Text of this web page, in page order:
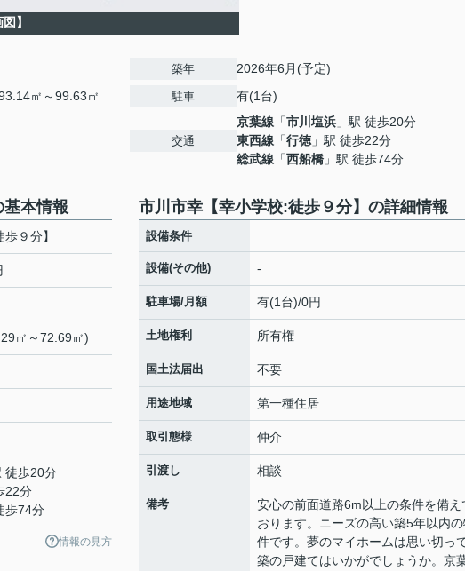
】
㎡～99.63㎡
築年 2026年6月(予定)
駐車 有(1台)
交通
京葉線 「市川塩浜 」駅 徒歩20分
東西線 「行徳 」駅 徒歩22分
総武線 「西船橋 」駅 徒歩74分
本情報
９分】
㎡～72.69㎡)
徒歩20分
22分
歩74分
情報の見方
市川市幸【幸小学校:徒歩９分】の詳細情報
設備条件
設備(その他) -
駐車場/月額 有(1台)/0円
土地権利 所有権
国土法届出 不要
用途地域 第一種住居
取引態様 仲介
引渡し 相談
備考
安心の前面道路6m以上の条件を備え
おります。ニーズの高い築5年以内
件です。夢のマイホームは思い切っ
築の戸建てはいかがでしょうか。京